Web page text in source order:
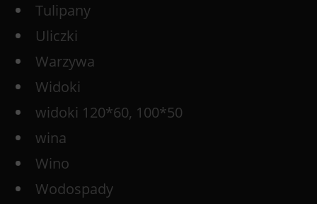
Tulipany
Uliczki
Warzywa
Widoki
widoki 120*60, 100*50
wina
Wino
Wodospady